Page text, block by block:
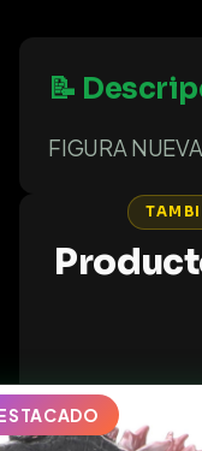
📝
FIGURA